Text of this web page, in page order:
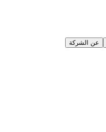
عن الشركة